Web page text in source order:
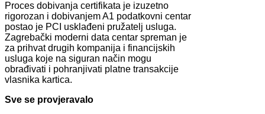
Proces dobivanja certifikata je izuzetno
rigorozan i dobivanjem A1 podatkovni centar
postao je PCI usklađeni pružatelj usluga.
Zagrebački moderni data centar spreman je
za prihvat drugih kompanija i financijskih
usluga koje na siguran način mogu
obrađivati i pohranjivati platne transakcije
vlasnika kartica.
Sve se provjeravalo